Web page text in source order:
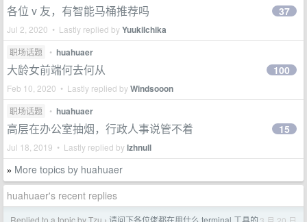
各位 v 友，有智能马桶推荐吗
Jul 2, 2020 • Lastly replied byYuukiIchika
37
职场话题 • huahuaer
大龄女前端何去何从
Feb 10, 2020 • Lastly replied byWindsooon
100
职场话题 • huahuaer
高层在办公室抽烟，行政人事说管不着
Jul 18, 2019 • Lastly replied bylzhnull
15
» More topics by huahuaer
huahuaer's recent replies
Replied to a topic by Tzu 请问下各位佬都在用什么 terminal 工具的